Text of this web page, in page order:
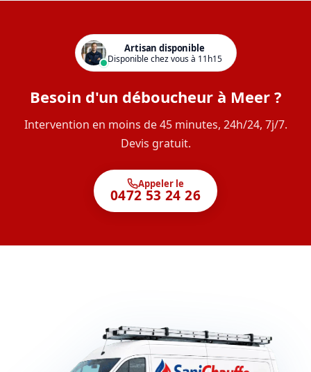
Artisan disponible
Disponible chez vous à 11h15
Besoin d'un déboucheur à Meer ?
Intervention en moins de 45 minutes, 24h/24, 7j/7.
Devis gratuit.
Appeler le
0472 53 24 26